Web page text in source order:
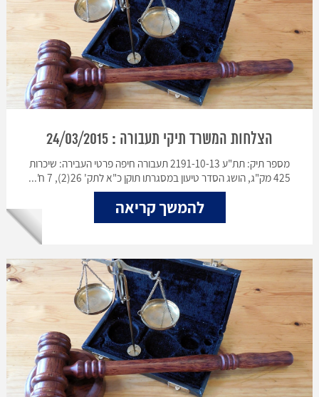
הצלחות המשרד תיקי תעבורה : 24/03/2015
מספר תיק: תת"ע 2191-10-13 תעבורה חיפה פרטי העבירה: שיכרות
425 מק"ג, הושג הסדר טיעון במסגרתו תוקן כ"א לתק' 26(2), 7 ח'...
להמשך קריאה